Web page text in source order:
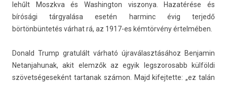
lehűlt Moszkva és Was­hington vis­zonya. Hazatérése és
bírósági tárgyalása esetén har­minc évig ter­jedő
börtönbüntetés várhat rá, az 1917-es kémtörvény értelmében.
Donald Trump gratulált várható újraválasztásához Be­njamin
Netan­jahunak, akit elemzők az egyik legszorosabb külföldi
szövetségeseként tar­tanak számon. Majd kifej­tette: „ez talán